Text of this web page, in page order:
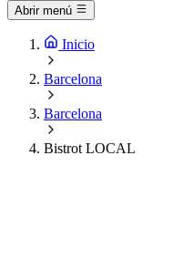
Abrir menú
Inicio
Barcelona
Barcelona
Bistrot LOCAL